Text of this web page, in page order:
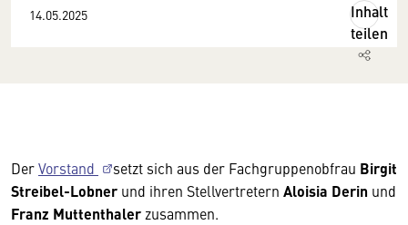
14.05.2025
Inhalt
teilen
DerVorstand setzt sich aus der Fachgruppenobfrau Birgit
Streibel-Lobner und ihren Stellvertretern Aloisia Derin und
Franz Muttenthaler zusammen.